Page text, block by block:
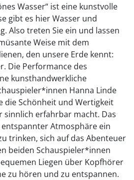
Wasser“ ist eine kunstvolle
gibt es hier Wasser und
Also treten Sie ein und lassen
Weise mit dem
den unsere Erde kennt:
Die Performance des
kunsthandwerkliche
Hanna Linde
die Schönheit und Wertigkeit
sinnlich erfahrbar macht. Das
entspannter Atmosphäre ein
trinken, sich auf das Abenteuer
beiden Schauspieler*innen
Liegen über Kopfhörer
zu hören und zu entspannen.